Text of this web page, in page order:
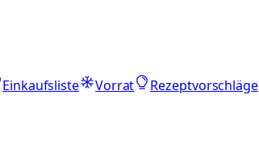
Einkaufsliste Vorrat Rezeptvorschläge